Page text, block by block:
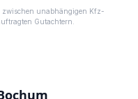
zwischen unabhängigen Kfz-
Gutachtern.